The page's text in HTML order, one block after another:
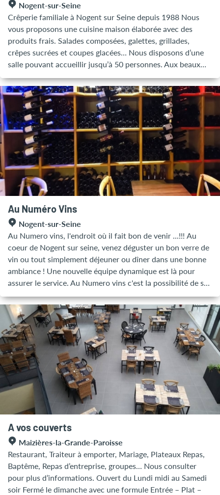
Nogent-sur-Seine
Crêperie familiale à Nogent sur Seine depuis 1988 Nous
vous proposons une cuisine maison élaborée avec des
produits frais. Salades composées, galettes, grillades,
crêpes sucrées et coupes glacées… Nous disposons d’une
salle pouvant accueillir jusqu’à 50 personnes. Aux beaux
jours, vous pourrez également profiter de nos deux
terrasses dont notre grande terrasse privée d’une capacité
de 80 places. Possibilité d’accueillir des groupes sur
réservation avec proposition de menu N’hésitez pas à nous
solliciter pour d’avantage de renseignements Fermé lundi et
mardi Fermé le dimanche soir (automne/hiver) Ouverture
exceptionnelle certains jours fériés; contactez nous !
Au Numéro Vins
Nogent-sur-Seine
Au Numero vins, l'endroit où il fait bon de venir ...!!! Au
coeur de Nogent sur seine, venez déguster un bon verre de
vin ou tout simplement déjeuner ou dîner dans une bonne
ambiance ! Une nouvelle équipe dynamique est là pour
assurer le service. Au Numero vins c'est la possibilité de se
restaurer midi et soir, dans une ambiance chaleureuse et
conviviale. Soirées à thème chaque mois, rock, disco,
spéciale femmes, célibataires, disco, année 80's, karaoké, et
plein d'autres Au Numero vins, l'endroit où il fait bon de
venir ...!!! Son intérieur avec une nouvelle déco, Au Numero
vins vous accueille au coeur de Nogent. Venez prendre du
plaisir en dégustant un bon vin Nous vous souhaitons une
bonne visite et nous vous attendons au 5 rue de l'Etape au
vin, 10400 Nogent sur Seine
A vos couverts
Maizières-la-Grande-Paroisse
Restaurant, Traiteur à emporter, Mariage, Plateaux Repas,
Baptême, Repas d’entreprise, groupes… Nous consulter
pour plus d’informations. Ouvert du Lundi midi au Samedi
soir Fermé le dimanche avec une formule Entrée – Plat –